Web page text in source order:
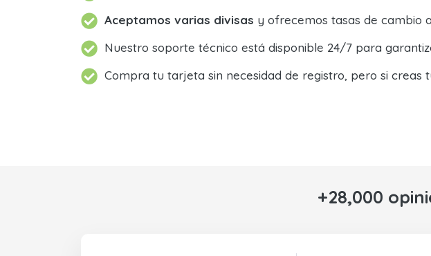
Aceptamos varias divisas y ofrecemos tasas de cambio
Nuestro soporte técnico está disponible 24/7 para
Compra tu tarjeta sin necesidad de registro, pero si creas
+28,000